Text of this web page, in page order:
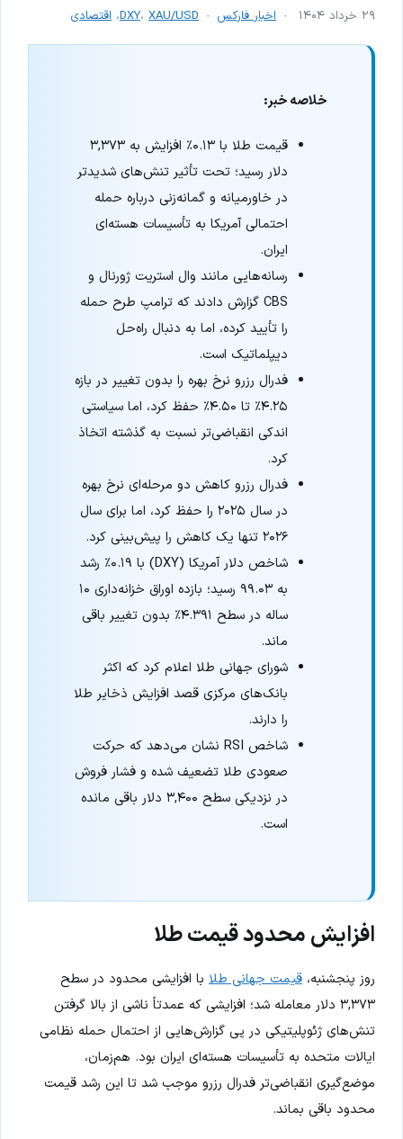
۲۹ خرداد ۱۴۰۴ اخبار فارکس DXY، XAU/USD ، اقتصادی
خلاصه خبر:
قیمت طلا با ۰.۱۳٪ افزایش به ۳,۳۷۳
دلار رسید؛ تحت تأثیر تنش‌های شدیدتر
در خاورمیانه و گمانه‌زنی درباره حمله
احتمالی آمریکا به تأسیسات هسته‌ای
ایران.
رسانه‌هایی مانند وال استریت ژورنال و
CBS گزارش دادند که ترامپ طرح حمله
را تأیید کرده، اما به دنبال راه‌حل
دیپلماتیک است.
فدرال رزرو نرخ بهره را بدون تغییر در بازه
۴.۲۵٪ تا ۴.۵۰٪ حفظ کرد، اما سیاستی
اندکی انقباضی‌تر نسبت به گذشته اتخاذ
کرد.
فدرال رزرو کاهش دو مرحله‌ای نرخ بهره
در سال ۲۰۲۵ را حفظ کرد، اما برای سال
۲۰۲۶ تنها یک کاهش را پیش‌بینی کرد.
شاخص دلار آمریکا (DXY) با ۰.۱۹٪ رشد
به ۹۹.۰۳ رسید؛ بازده اوراق خزانه‌داری ۱۰
ساله در سطح ۴.۳۹۱٪ بدون تغییر باقی
ماند.
شورای جهانی طلا اعلام کرد که اکثر
بانک‌های مرکزی قصد افزایش ذخایر طلا
را دارند.
شاخص RSI نشان می‌دهد که حرکت
صعودی طلا تضعیف شده و فشار فروش
در نزدیکی سطح ۳,۴۰۰ دلار باقی مانده
است.
افزایش محدود قیمت طلا
روز پنجشنبه، قیمت جهانی طلا با افزایشی محدود در سطح
۳,۳۷۳ دلار معامله شد؛ افزایشی که عمدتاً ناشی از بالا گرفتن
تنش‌های ژئوپلیتیکی در پی گزارش‌هایی از احتمال حمله نظامی
ایالات متحده به تأسیسات هسته‌ای ایران بود. هم‌زمان،
موضع‌گیری انقباضی‌تر فدرال رزرو موجب شد تا این رشد قیمت
محدود باقی بماند.